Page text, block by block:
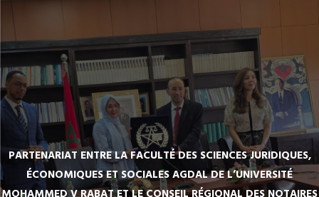
PARTENARIAT ENTRE LA FACULTÉ DES SCIENCES JURIDIQUES,
ÉCONOMIQUES ET SOCIALES AGDAL DE L’UNIVERSITÉ